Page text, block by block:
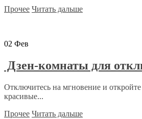
Прочее Читать дальше
02 Фев
Дзен-комнаты для
Отключитесь на мгновение и
красивые...
Прочее Читать дальше